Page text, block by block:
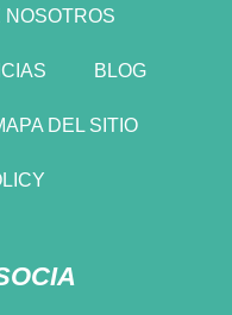
NOSOTROS
BLOG
DEL SITIO